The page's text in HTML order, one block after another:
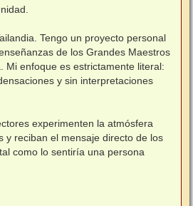
Tengo un proyecto personal
de los Grandes Maestros
Mi enfoque es estrictamente literal:
y sin interpretaciones
experimenten la atmósfera
y reciban el mensaje directo de los
como lo sentiría una persona